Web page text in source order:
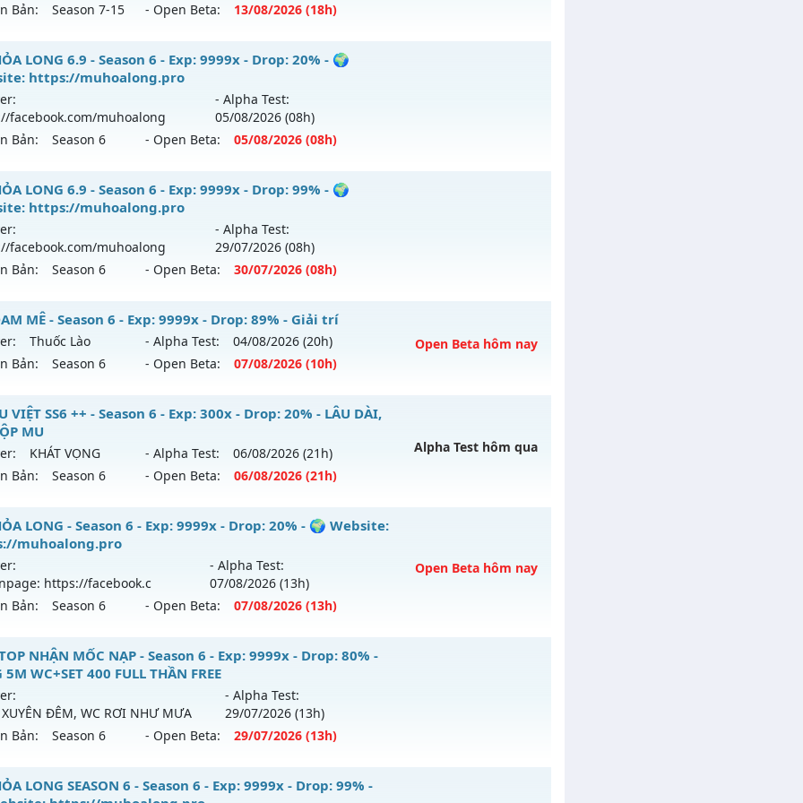
200x - Drop: 35%
loại: Mu Custom thêm đồ mới
CheatGuard
Bản:
Season 7-15 - Open Beta: 13/08/2026 (18h)
Online Play - Freebies for all characters - new
mới ra tháng 08 2026 - Mở máy chủ
X1000
1000x - Drop: 30%
loại: Mu Nguyên bản Webzen
AntiShield
LONG 6.9 - Season 6 - Exp: 9999x - Drop: 20% - 🌍
https://muhoalong.pro
facebook.com/muhoalong
- Alpha Test:
05/08/2026 (08h)
Bản:
Season 6 - Open Beta: 05/08/2026 (08h)
LONG 6.9 - 🌍 Website: https://muhoalong.pro
ra tháng 08 2026 - Mở máy chủhttps://facebook.com/muhoalong
08/2626
- Drop: 20%
Mu Nguyên bản Webzen
XShield
LONG 6.9 - Season 6 - Exp: 9999x - Drop: 99% - 🌍
https://muhoalong.pro
facebook.com/muhoalong
- Alpha Test:
29/07/2026 (08h)
Bản:
Season 6 - Open Beta: 30/07/2026 (08h)
LONG 6.9 - 🌍 Website: https://muhoalong.pro
ra tháng 07 2026 - Mở máy chủ https://facebook.com/muhoalong vào 08h
07/2626
- Drop: 99%
Non Reset
Mu Nguyên bản Webzen
MÊ - Season 6 - Exp: 9999x - Drop: 89% - Giải trí
Thuốc Lào - Alpha Test: 04/08/2026 (20h)
Bản:
Season 6 - Open Beta: 07/08/2026 (10h)
Open Beta hôm nay
ĐAM MÊ - Giải trí
mới ra tháng 08 2026 - Mở máy chủThuốc Lào vào 10h ngày 07/08/2626
9999x - Drop: 89%
loại: Mu Bán Đồ Full Trong Shop
UGK
VIỆT SS6 ++ - Season 6 - Exp: 300x - Drop: 20% - LÂU DÀI,
MU
KHÁT VỌNG - Alpha Test: 06/08/2026 (21h)
Bản:
Season 6 - Open Beta: 06/08/2026 (21h)
Alpha Test hôm qua
MU VIỆT SS6 ++ - LÂU DÀI, CÓ GỘP MU
mới ra tháng 08 2026 - Mở máy chủ
KHÁT VỌNG
vào 21h ngày 06/08/2626
300x - Drop: 20%
loại: Mu Nguyên bản Webzen
LONG - Season 6 - Exp: 9999x - Drop: 20% - 🌍 Website:
muhoalong.pro
https://facebook.c
- Alpha Test:
07/08/2026(13h)
Bản:
Season 6 - Open Beta: 07/08/2026 (13h)
Open Beta hôm nay
LONG - 🌍 Website: https://muhoalong.pro
ra tháng 08 2026 - Mở máy chủ💎 Fanpage: https://facebook.c
08/2626
- Drop: 20%
NHẬN MỐC NẠP - Season 6 - Exp: 9999x - Drop: 80% -
5M WC+SET 400 FULL THẦN FREE
XUYÊN ĐÊM, WC RƠI NHƯ MƯA
- Alpha Test:
29/07/2026 (13h)
Bản:
Season 6 - Open Beta: 29/07/2026 (13h)
NHẬN MỐC NẠP - TẶNG 5M WC+SET 400 FULL THẦN FREE
LONG SEASON 6 - Season 6 - Exp: 9999x - Drop: 99% -